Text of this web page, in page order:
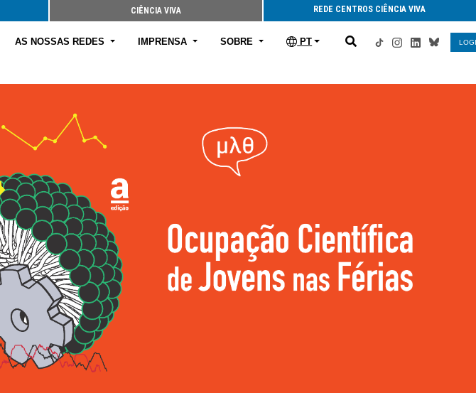
CIÊNCIA VIVA REDE CENTROS CIÊNCIA VIVA
AS NOSSAS REDES IMPRENSA SOBRE PT